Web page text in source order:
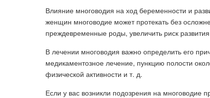
Влияние многоводия на ход беременности и
женщин многоводие может протекать без
преждевременные роды, увеличить риск
В лечении многоводия важно определить его
медикаментозное лечение, пункцию полости
физической активности и т. д.
Если у вас возникли подозрения на многоводие